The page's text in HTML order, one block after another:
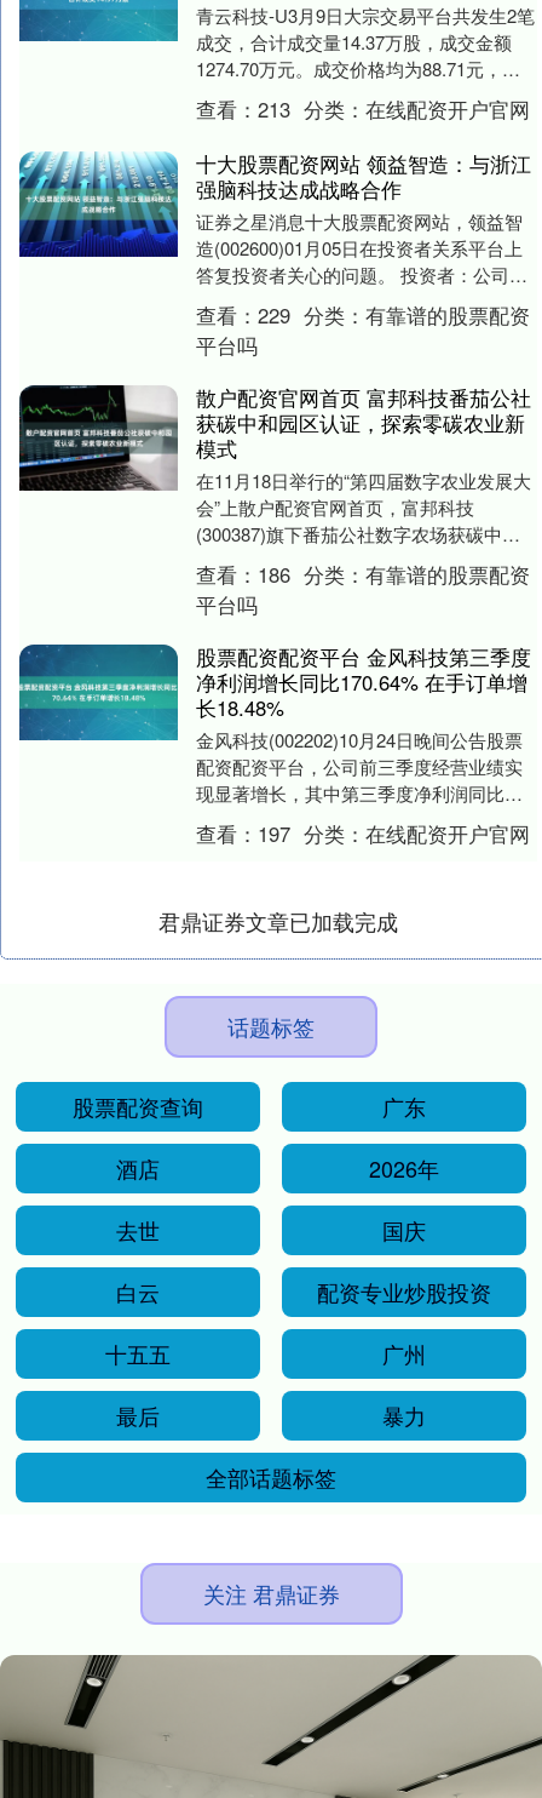
青云科技-U3月9日大宗交易平台共发生2笔
成交，合计成交量14.37万股，成交金额
1274.70万元。成交价格均为88.71元，相
对今日收盘价折价0.90%。 ....
查看：213 分类：在线配资开户官网
十大股票配资网站 领益智造：与浙江
强脑科技达成战略合作
证券之星消息十大股票配资网站，领益智
造(002600)01月05日在投资者关系平台上
答复投资者关心的问题。 投资者：公司跟
脑机接口公司有合作吗？领益智造董秘：
尊....
查看： 229 分类： 有靠谱的股票配资
平台吗
散户配资官网首页 富邦科技番茄公社
获碳中和园区认证，探索零碳农业新
模式
在11月18日举行的“第四届数字农业发展大
会”上散户配资官网首页，富邦科技
(300387)旗下番茄公社数字农场获碳中和
园区和零碳农业园区认证。 在推进制造业
绿色....
查看： 186 分类： 有靠谱的股票配资
平台吗
股票配资配资平台 金风科技第三季度
净利润增长同比170.64% 在手订单增
长18.48%
金风科技(002202)10月24日晚间公告股票
配资配资平台，公司前三季度经营业绩实
现显著增长，其中第三季度净利润同比增
长170.64%，同时风机销售规模扩大，....
查看： 197 分类：在线配资开户官网
君鼎证券文章已加载完成
话题标签
股票配资查询
广东
酒店
2026年
去世
国庆
白云
配资专业炒股投资
十五五
广州
最后
暴力
全部话题标签
关注 君鼎证券